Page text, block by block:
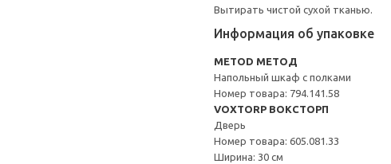
Вытирать чистой сухой тканью.
Информация об упаковке
METOD МЕТОД
Напольный шкаф с полками
Номер товара: 794.141.58
VOXTORP ВОКСТОРП
Дверь
Номер товара: 605.081.33
Ширина: 30 см